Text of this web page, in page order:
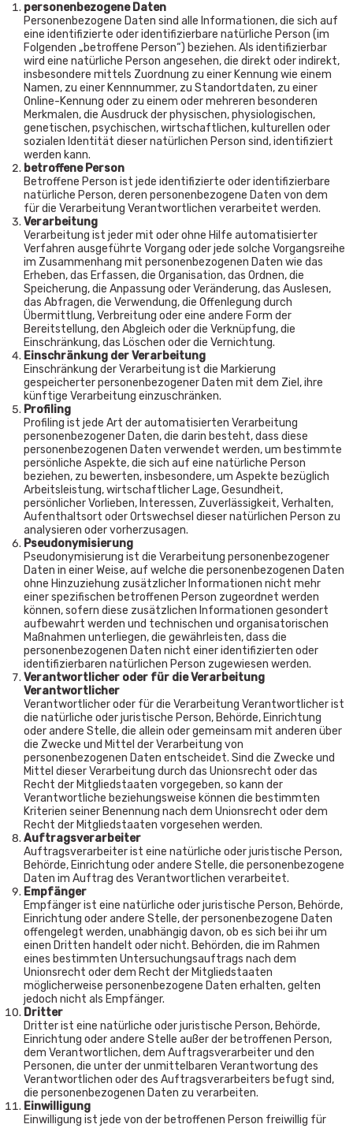
personenbezogene Daten
Personenbezogene Daten sind alle Informationen, die sich auf
eine identifizierte oder identifizierbare natürliche Person (im
Folgenden „betroffene Person“) beziehen. Als identifizierbar
wird eine natürliche Person angesehen, die direkt oder indirekt,
insbesondere mittels Zuordnung zu einer Kennung wie einem
Namen, zu einer Kennnummer, zu Standortdaten, zu einer
Online-Kennung oder zu einem oder mehreren besonderen
Merkmalen, die Ausdruck der physischen, physiologischen,
genetischen, psychischen, wirtschaftlichen, kulturellen oder
sozialen Identität dieser natürlichen Person sind, identifiziert
werden kann.
betroffene Person
Betroffene Person ist jede identifizierte oder identifizierbare
natürliche Person, deren personenbezogene Daten von dem
für die Verarbeitung Verantwortlichen verarbeitet werden.
Verarbeitung
Verarbeitung ist jeder mit oder ohne Hilfe automatisierter
Verfahren ausgeführte Vorgang oder jede solche Vorgangsreihe
im Zusammenhang mit personenbezogenen Daten wie das
Erheben, das Erfassen, die Organisation, das Ordnen, die
Speicherung, die Anpassung oder Veränderung, das Auslesen,
das Abfragen, die Verwendung, die Offenlegung durch
Übermittlung, Verbreitung oder eine andere Form der
Bereitstellung, den Abgleich oder die Verknüpfung, die
Einschränkung, das Löschen oder die Vernichtung.
Einschränkung der Verarbeitung
Einschränkung der Verarbeitung ist die Markierung
gespeicherter personenbezogener Daten mit dem Ziel, ihre
künftige Verarbeitung einzuschränken.
Profiling
Profiling ist jede Art der automatisierten Verarbeitung
personenbezogener Daten, die darin besteht, dass diese
personenbezogenen Daten verwendet werden, um bestimmte
persönliche Aspekte, die sich auf eine natürliche Person
beziehen, zu bewerten, insbesondere, um Aspekte bezüglich
Arbeitsleistung, wirtschaftlicher Lage, Gesundheit,
persönlicher Vorlieben, Interessen, Zuverlässigkeit, Verhalten,
Aufenthaltsort oder Ortswechsel dieser natürlichen Person zu
analysieren oder vorherzusagen.
Pseudonymisierung
Pseudonymisierung ist die Verarbeitung personenbezogener
Daten in einer Weise, auf welche die personenbezogenen Daten
ohne Hinzuziehung zusätzlicher Informationen nicht mehr
einer spezifischen betroffenen Person zugeordnet werden
können, sofern diese zusätzlichen Informationen gesondert
aufbewahrt werden und technischen und organisatorischen
Maßnahmen unterliegen, die gewährleisten, dass die
personenbezogenen Daten nicht einer identifizierten oder
identifizierbaren natürlichen Person zugewiesen werden.
Verantwortlicher oder für die Verarbeitung
Verantwortlicher
Verantwortlicher oder für die Verarbeitung Verantwortlicher ist
die natürliche oder juristische Person, Behörde, Einrichtung
oder andere Stelle, die allein oder gemeinsam mit anderen über
die Zwecke und Mittel der Verarbeitung von
personenbezogenen Daten entscheidet. Sind die Zwecke und
Mittel dieser Verarbeitung durch das Unionsrecht oder das
Recht der Mitgliedstaaten vorgegeben, so kann der
Verantwortliche beziehungsweise können die bestimmten
Kriterien seiner Benennung nach dem Unionsrecht oder dem
Recht der Mitgliedstaaten vorgesehen werden.
Auftragsverarbeiter
Auftragsverarbeiter ist eine natürliche oder juristische Person,
Behörde, Einrichtung oder andere Stelle, die personenbezogene
Daten im Auftrag des Verantwortlichen verarbeitet.
Empfänger
Empfänger ist eine natürliche oder juristische Person, Behörde,
Einrichtung oder andere Stelle, der personenbezogene Daten
offengelegt werden, unabhängig davon, ob es sich bei ihr um
einen Dritten handelt oder nicht. Behörden, die im Rahmen
eines bestimmten Untersuchungsauftrags nach dem
Unionsrecht oder dem Recht der Mitgliedstaaten
möglicherweise personenbezogene Daten erhalten, gelten
jedoch nicht als Empfänger.
Dritter
Dritter ist eine natürliche oder juristische Person, Behörde,
Einrichtung oder andere Stelle außer der betroffenen Person,
dem Verantwortlichen, dem Auftragsverarbeiter und den
Personen, die unter der unmittelbaren Verantwortung des
Verantwortlichen oder des Auftragsverarbeiters befugt sind,
die personenbezogenen Daten zu verarbeiten.
Einwilligung
Einwilligung ist jede von der betroffenen Person freiwillig für